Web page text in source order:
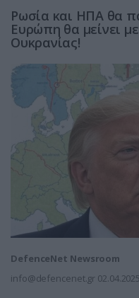
Ρωσία και ΗΠΑ θα
Ευρώπη θα μείνει
Ουκρανίας!
DefenceNet Newsroom
info@defencenet.gr